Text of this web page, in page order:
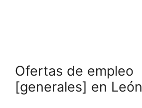
Ofertas de empleo
[generales] en León